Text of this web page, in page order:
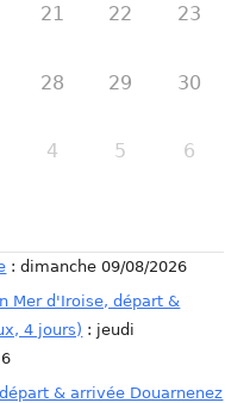
21 22 23
28 29 30
4 5 6
: dimanche 09/08/2026
Mer d'Iroise, départ &
4 jours) : jeudi
& arrivée Douarnenez